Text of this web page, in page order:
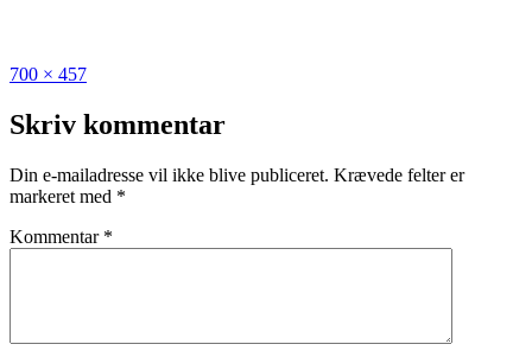
Udgivet
Min
guide
Nordindien
–
Jaipur
Fuld
700 × 457
Skriv kommentar
Din e-mailadresse vil ikke blive publiceret. Krævede felter er
markeret med *
Kommentar *